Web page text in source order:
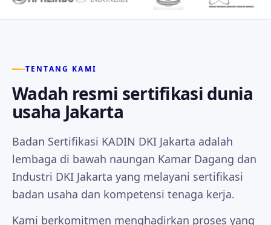
TENTANG KAMI
Wadah resmi sertifikasi dunia
usaha Jakarta
Badan Sertifikasi KADIN DKI Jakarta adalah
lembaga di bawah naungan Kamar Dagang dan
Industri DKI Jakarta yang melayani sertifikasi
badan usaha dan kompetensi tenaga kerja.
Kami berkomitmen menghadirkan proses yang